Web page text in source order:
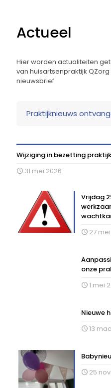
Actueel
Hier worden actualiteiten
van huisartsenpraktijk
nieuwsbrief.
Praktijknieuws
Wijziging in bezetting
31 mei 2026
Vrijdag
27
onze
1 mei
Nieuwe
13
25